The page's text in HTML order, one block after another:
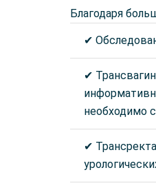
Благодаря
✔
✔
необходимо
✔